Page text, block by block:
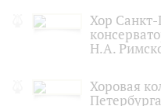
Хор Санкт-
Н.А.
Хоровая
Петербурга